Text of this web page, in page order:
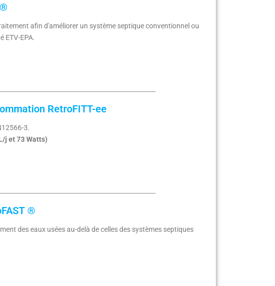
afin d'améliorer un système septique conventionnel ou
ETV-EPA.
RetroFITT-ee
3.
j et 73 Watts)
®
des eaux usées au-delà de celles des systèmes septiques